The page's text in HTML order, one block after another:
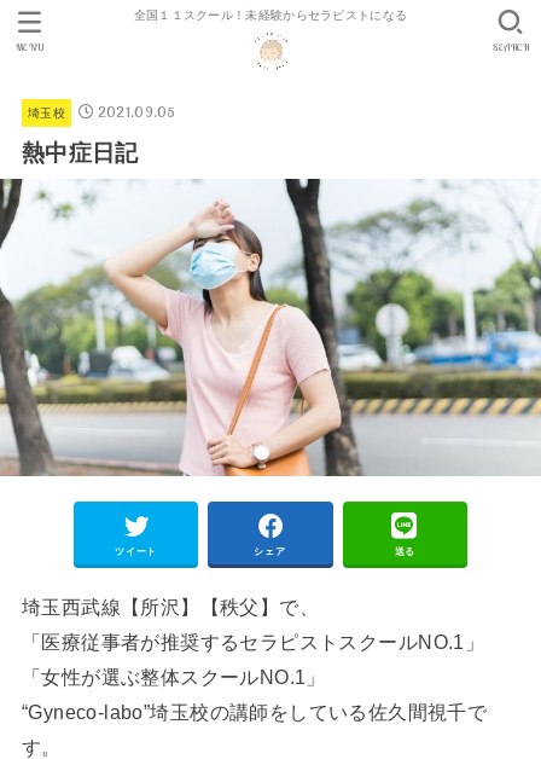
全国１１スクール！未経験からセラピストになる
SEARCH
MENU
埼玉校 2021.09.05
熱中症日記
ツイート シェア 送る
埼玉西武線【所沢】【秩父】で、
「医療従事者が推奨するセラピストスクールNO.1」
「女性が選ぶ整体スクールNO.1」
“Gyneco-labo”埼玉校の講師をしている佐久間視千で
す。